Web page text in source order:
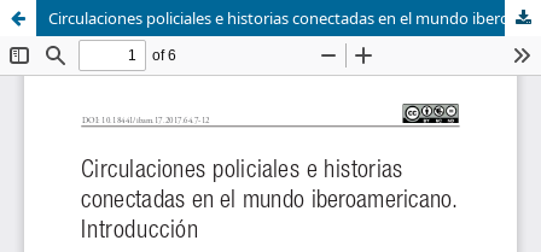
Circulaciones policiales e historias conectadas en el mundo iberoamericano. Introducción